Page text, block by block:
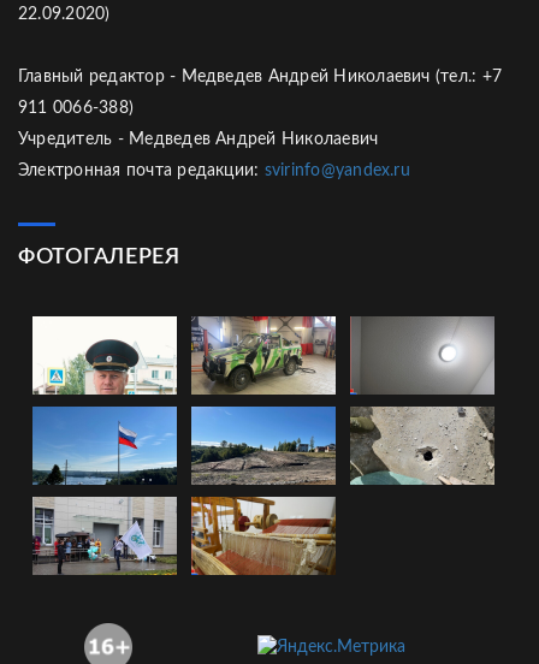
22.09.2020)
Главный редактор - Медведев Андрей Николаевич (тел.: +7
911 0066-388)
Учредитель - Медведев Андрей Николаевич
Электронная почта редакции: svirinfo@yandex.ru
ФОТОГАЛЕРЕЯ